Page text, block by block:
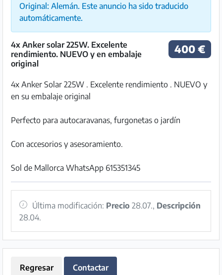
Original: Alemán. Este anuncio ha sido traducido
automáticamente.
400 €
4x Anker solar 225W. Excelente
rendimiento. NUEVO y en embalaje
original
4x Anker Solar 225W . Excelente rendimiento . NUEVO y
en su embalaje original
Perfecto para autocaravanas, furgonetas o jardín
Con accesorios y asesoramiento.
Sol de Mallorca WhatsApp 615351345
Última modificación: Precio 28.07., Descripción
28.04.
Regresar Contactar